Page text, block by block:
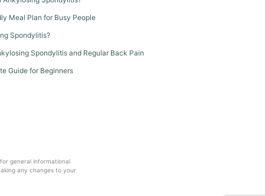
Meal Plan for Busy People
Spondylitis?
Spondylitis and Regular Back Pain
Guide for Beginners
general informational
any changes to your